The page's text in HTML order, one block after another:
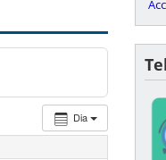
Dia